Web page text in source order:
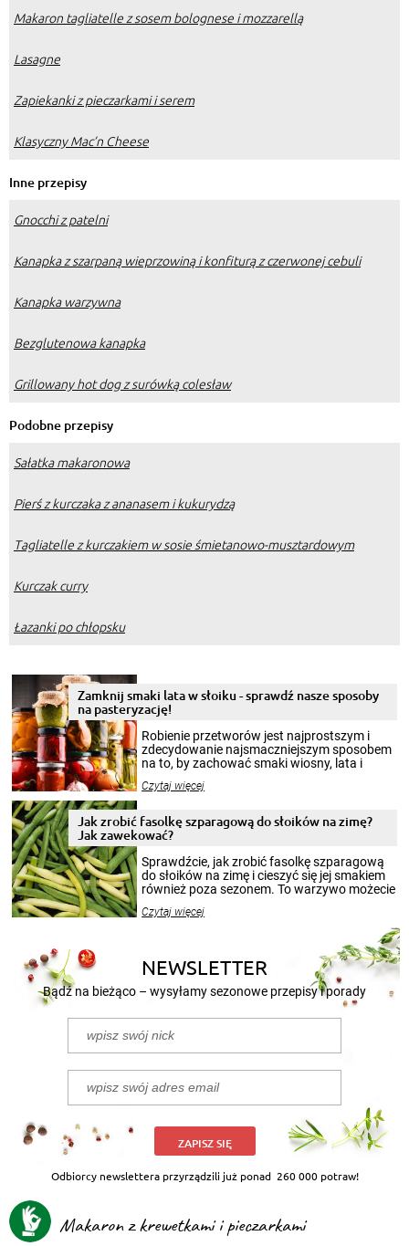
Makaron tagliatelle z sosem bolognese i mozzarellą
Lasagne
Zapiekanki z pieczarkami i serem
Klasyczny Mac’n Cheese
Inne przepisy
Gnocchi z patelni
Kanapka z szarpaną wieprzowiną i konfiturą z czerwonej cebuli
Kanapka warzywna
Bezglutenowa kanapka
Grillowany hot dog z surówką colesław
Podobne przepisy
Sałatka makaronowa
Pierś z kurczaka z ananasem i kukurydzą
Tagliatelle z kurczakiem w sosie śmietanowo-musztardowym
Kurczak curry
Łazanki po chłopsku
Zamknij smaki lata w słoiku - sprawdź nasze sposoby
na pasteryzację!
Robienie przetworów jest najprostszym i
zdecydowanie najsmaczniejszym sposobem
na to, by zachować smaki wiosny, lata i
krajobrazów, by cieszyć nimi oko w sezonie
pełni poczuć atmosferę cieplejszych
miesięcy. Przygotowanie słoików ze
patenty, które pozwolą zachować świeżość
przetworów.
Czytaj więcej
Jak zrobić fasolkę szparagową do słoików na zimę?
Jak zawekować?
Sprawdźcie, jak zrobić fasolkę szparagową
do słoików na zimę i cieszyć się jej smakiem
również poza sezonem. To warzywo możecie
nasze propozycje!
Czytaj więcej
NEWSLETTER
Bądź na bieżąco – wysyłamy sezonowe przepisy i porady
ZAPISZ SIĘ
Odbiorcy newslettera przyrządzili już ponad 260 000 potraw!
Makaron z krewetkami i pieczarkami